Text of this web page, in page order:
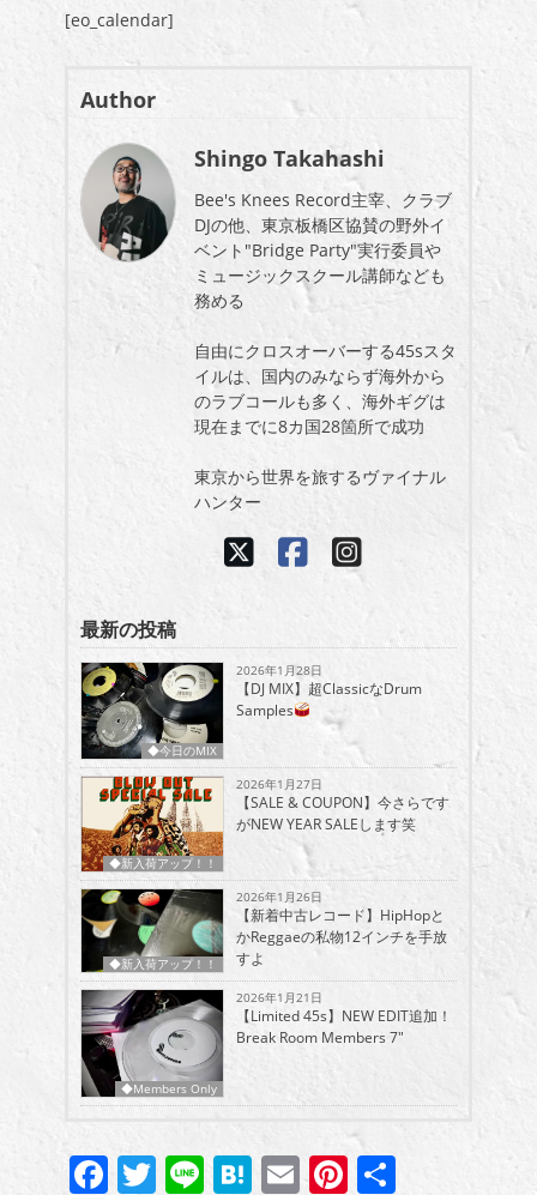
[eo_calendar]
Author
Shingo Takahashi
Bee's Knees Record主宰、クラブ
DJの他、東京板橋区協賛の野外イ
ベント"Bridge Party"実行委員や
ミュージックスクール講師なども
務める
自由にクロスオーバーする45sスタ
イルは、国内のみならず海外から
のラブコールも多く、海外ギグは
現在までに8カ国28箇所で成功
東京から世界を旅するヴァイナル
ハンター
最新の投稿
◆今日のMIX
2026年1月28日
【DJ MIX】超ClassicなDrum
Samples
◆新入荷アップ！！
2026年1月27日
【SALE & COUPON】今さらです
がNEW YEAR SALEします笑
◆新入荷アップ！！
2026年1月26日
【新着中古レコード】HipHopと
かReggaeの私物12インチを手放
すよ
◆Members Only
2026年1月21日
【Limited 45s】NEW EDIT追加！
Break Room Members 7″
Facebook
Twitter
LineHatena
EmailPinterest